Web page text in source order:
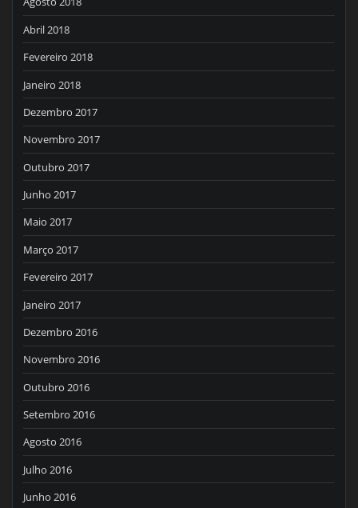
Abril 2018
Fevereiro 2018
Janeiro 2018
Dezembro 2017
Novembro 2017
Outubro 2017
Junho 2017
Maio 2017
Março 2017
Fevereiro 2017
Janeiro 2017
Dezembro 2016
Novembro 2016
Outubro 2016
Setembro 2016
Agosto 2016
Julho 2016
Junho 2016